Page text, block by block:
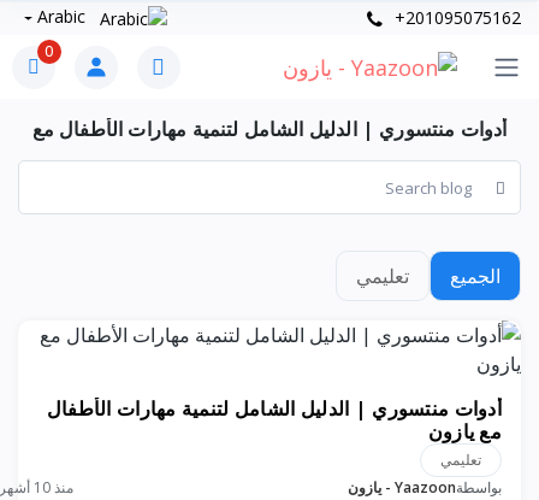
+201095075162
0
أدوات منتسوري | الدليل الشامل لتنمية مهارات الأطفال مع
الجميع تعليمي
أدوات منتسوري | الدليل الشامل لتنمية مهارات الأطفال
مع يازون
تعليمي
بواسطةYaazoon - يازون منذ 10 أشهر